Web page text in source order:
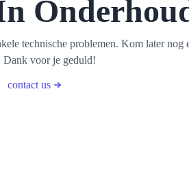
technische problemen. Kom later nog
Dank voor je geduld!
contact us